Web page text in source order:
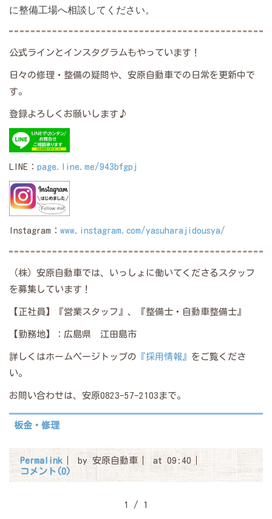
に整備工場へ相談してください。
公式ラインとインスタグラムもやっています！
日々の修理・整備の疑問や、安原自動車での日常を更新中で
す。
登録よろしくお願いします♪
LINE： page.line.me/943bfgpj
Instagram： www.instagram.com/yasuharajidousya/
（株）安原自動車では、いっしょに働いてくださるスタッフ
を募集しています！
【正社員】『営業スタッフ』、『整備士・自動車整備士』
【勤務地】：広島県 江田島市
詳しくはホームページトップの 『採用情報』 をご覧くださ
い。
お問い合わせは、安原0823-57-2103まで。
板金・修理
Permalink by 安原自動車
at 09:40
コメント(0)
1 / 1